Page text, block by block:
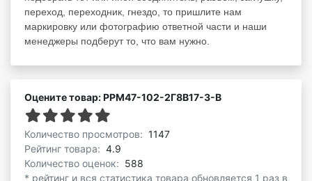
переход, переходник, гнездо, то пришлите нам
маркировку или фотографию ответной части и наши
менеджеры подберут то, что вам нужно.
Оцените товар: РРМ47-102-2Г8В17-З-В
Количество просмотров: 1147
Рейтинг товара: 4.9
Количество оценок: 588
* рейтинг и вся статистика товара обновляется 1 раз в